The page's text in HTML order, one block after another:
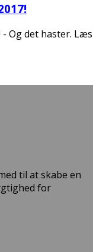
Og det haster. Læs
til at skabe en
for